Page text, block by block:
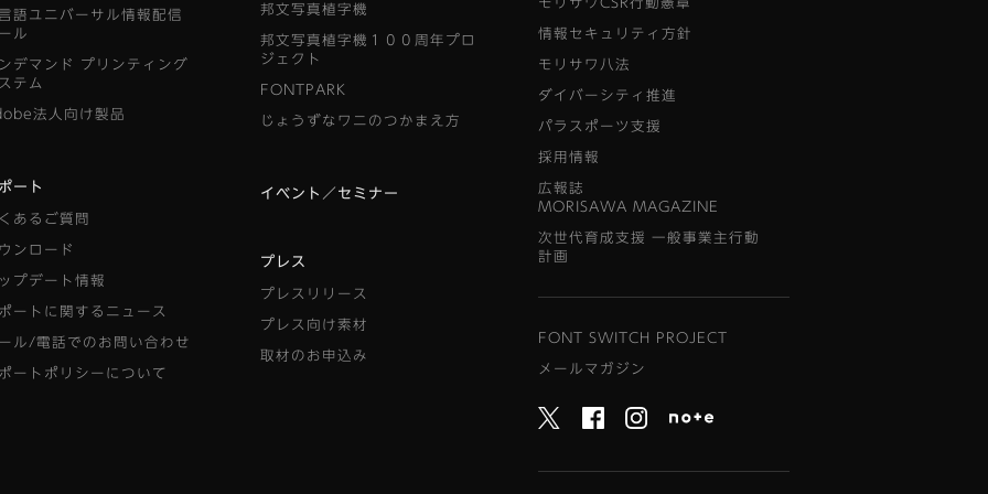
語ユニバーサル情報配信
ル
デマンド プリンティング
テム
法人向け製品
ート
あるご質問
ンロード
プデート情報
ートに関するニュース
ル/電話でのお問い合わせ
ートポリシーについて
邦文写真植字機
邦文写真植字機１００周年プロ
ジェクト
FONTPARK
じょうずなワニのつかまえ方
イベント／セミナー
プレス
プレスリリース
プレス向け素材
取材のお申込み
情報セキュリティ方針
モリサワ八法
ダイバーシティ推進
パラスポーツ支援
採用情報
広報誌
MORISAWA MAGAZINE
次世代育成支援 一般事業主行動
計画
FONT SWITCH PROJECT
メールマガジン